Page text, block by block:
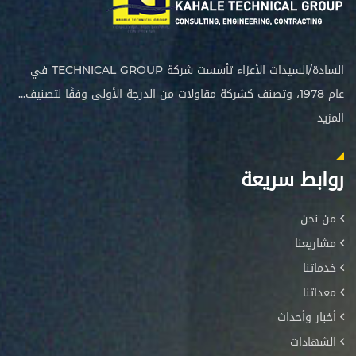
السادة/السيدات الأعزاء تأسست شركة TECHNICAL GROUP في
عام 1978، وتصنف كشركة مقاولات من الدرجة الأولى وفقًا لتصنيف...
المزيد
روابط سريعة
من نحن
مشاريعنا
خدماتنا
معداتنا
أخبار وأحداث
الشهادات